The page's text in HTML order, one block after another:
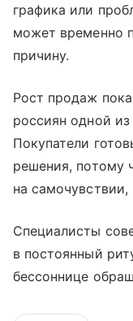
графика или
может временно
причину.
Рост продаж
россиян одной
Покупатели
решения, потому
на
Специалисты
в постоянный
бессоннице